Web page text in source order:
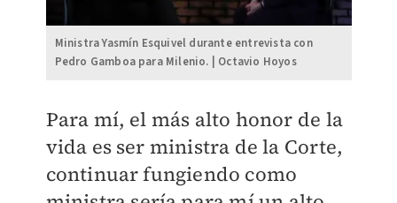
Ministra Yasmín Esquivel durante entrevista con
Pedro Gamboa para Milenio. | Octavio Hoyos
Para mí, el más alto honor de la
vida es ser ministra de la Corte,
continuar fungiendo como